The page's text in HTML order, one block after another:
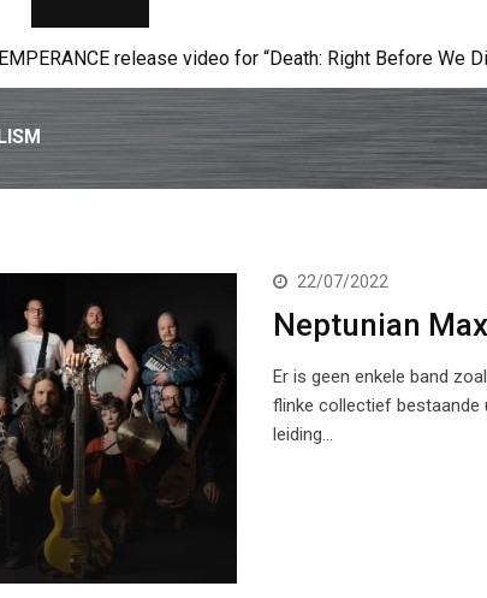
finishes work on 13th studio album set for
22/07/2022
Neptunian
Er is geen enkele band
flinke collectief bestaande
leiding…